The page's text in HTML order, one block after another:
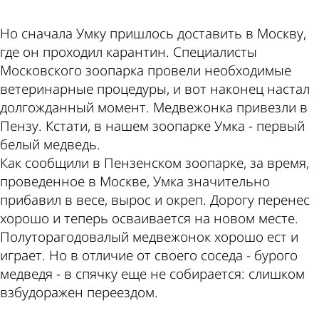
Но сначала Умку пришлось доставить в Москву,
где он проходил карантин. Специалисты
Московского зоопарка провели необходимые
ветеринарные процедуры, и вот наконец настал
долгожданный момент. Медвежонка привезли в
Пензу. Кстати, в нашем зоопарке Умка - первый
белый медведь.
Как сообщили в Пензенском зоопарке, за время,
проведенное в Москве, Умка значительно
прибавил в весе, вырос и окреп. Дорогу перенес
хорошо и теперь осваивается на новом месте.
Полуторагодовалый медвежонок хорошо ест и
играет. Но в отличие от своего соседа - бурого
медведя - в спячку еще не собирается: слишком
взбудоражен переездом.